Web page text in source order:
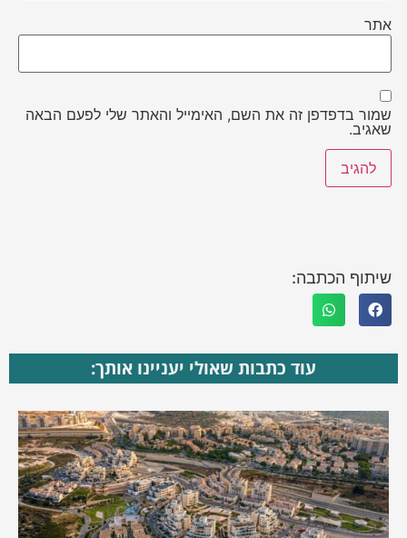
אתר
שמור בדפדפן זה את השם, האימייל והאתר שלי לפעם הבאה
שאגיב.
שיתוף הכתבה:
עוד כתבות שאולי יעניינו אותך: